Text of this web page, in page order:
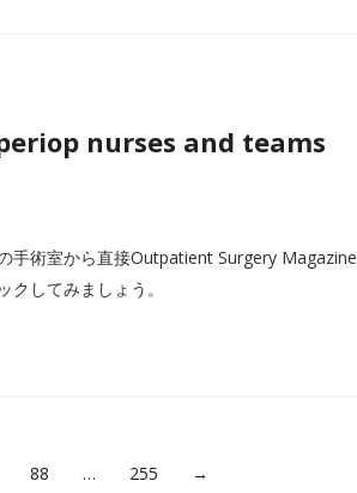
nurses and teams
手術室から直接Outpatient Surgery Magazine
してみましょう。
88 … 255 →